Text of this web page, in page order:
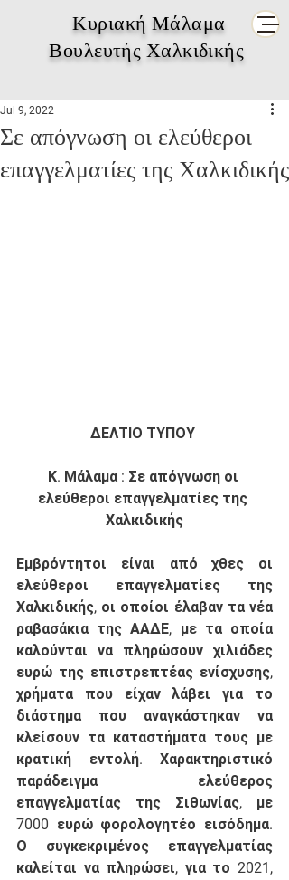
Κυριακή Μάλαμα
Βουλευτής Χαλκιδικής
Σε απόγνωση οι ελεύθεροι
επαγγελματίες της Χαλκιδικής
Jul 9, 2022
ΔΕΛΤΙΟ ΤΥΠΟΥ
Κ. Μάλαμα : Σε απόγνωση οι
ελεύθεροι επαγγελματίες της
Χαλκιδικής
Εμβρόντητοι είναι από χθες οι
ελεύθεροι επαγγελματίες της
Χαλκιδικής, οι οποίοι έλαβαν τα νέα
ραβασάκια της ΑΑΔΕ, με τα οποία
καλούνται να πληρώσουν χιλιάδες
ευρώ της επιστρεπτέας ενίσχυσης,
χρήματα που είχαν λάβει για το
διάστημα που αναγκάστηκαν να
κλείσουν τα καταστήματα τους με
κρατική εντολή. Χαρακτηριστικό
παράδειγμα ελεύθερος
επαγγελματίας της Σιθωνίας, με
7000 ευρώ φορολογητέο εισόδημα.
Ο συγκεκριμένος επαγγελματίας
καλείται να πληρώσει, για το 2021,